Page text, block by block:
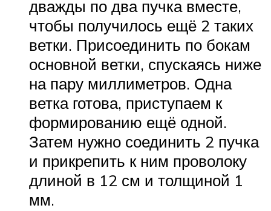
дважды по два пучка вместе,
чтобы получилось ещё 2 таких
ветки. Присоединить по бокам
основной ветки, спускаясь ниже
на пару миллиметров. Одна
ветка готова, приступаем к
формированию ещё одной.
Затем нужно соединить 2 пучка
и прикрепить к ним проволоку
длиной в 12 см и толщиной 1
мм.